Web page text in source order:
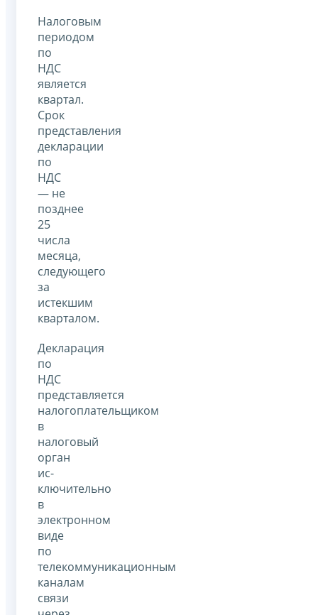
Налоговым
периодом
по
НДС
является
квартал.
Срок
представления
декларации
по
НДС
— не
позднее
25
чис­ла
месяца,
следующего
за
истекшим
кварталом.
Декларация
по
НДС
представляется
налогоплательщиком
в
налоговый
орган
ис­
ключительно
в
электронном
виде
по
телекоммуникационным
каналам
связи